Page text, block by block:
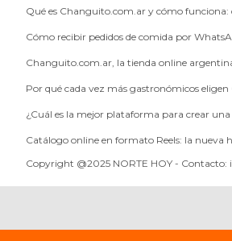
SUPLEMENTOS
PERGAMINO
SUPLEMENTOS
DEPORTIVOS
EN
Qué es Changuito.com.ar y cómo
Cómo recibir pedidos de comida por
Changuito.com.ar, la tienda online
Por qué cada vez más gastronómicos
¿Cuál es la mejor plataforma para crear
Catálogo online en formato Reels: la
Copyright @2025 NORTE HOY -